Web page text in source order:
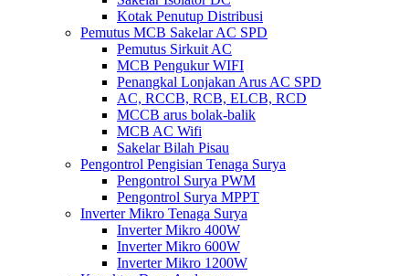
Kotak Penutup Distribusi
Pemutus MCB Sakelar AC SPD
Pemutus Sirkuit AC
MCB Pengukur WIFI
Penangkal Lonjakan Arus AC SPD
AC, RCCB, RCB, ELCB, RCD
MCCB arus bolak-balik
MCB AC Wifi
Sakelar Bilah Pisau
Pengontrol Pengisian Tenaga Surya
Pengontrol Surya PWM
Pengontrol Surya MPPT
Inverter Mikro Tenaga Surya
Inverter Mikro 400W
Inverter Mikro 600W
Inverter Mikro 1200W